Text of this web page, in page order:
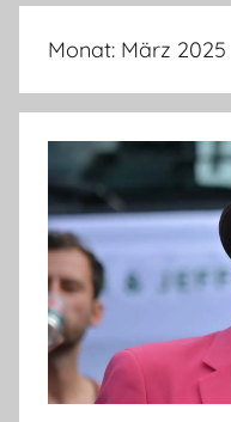
Ihn.de
lieben
Monat: März 2025